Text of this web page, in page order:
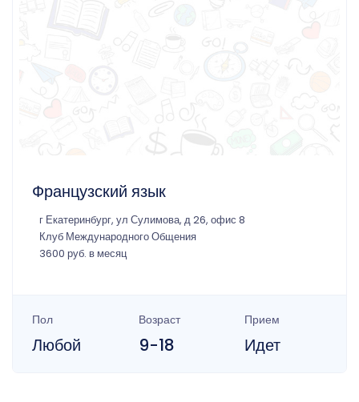
Французский язык
г Екатеринбург, ул Сулимова, д 26, офис 8
Клуб Международного Общения
3600 руб. в месяц
Пол
Любой
Возраст
9-18
Прием
Идет